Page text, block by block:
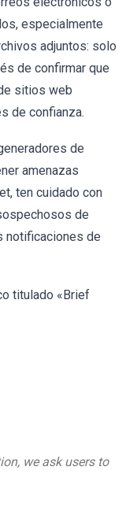
especialmente
adjuntos: solo
de confirmar que
sitios web
de confianza.
de
amenazas
ten cuidado con
de
notificaciones de
titulado «Brief
we ask users to